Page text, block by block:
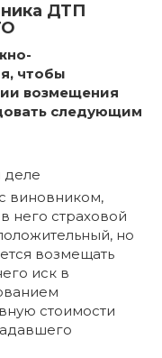
ДТП
чтобы
возмещения
следующим
деле
виновником,
него страховой
но
возмещать
иск в
стоимости